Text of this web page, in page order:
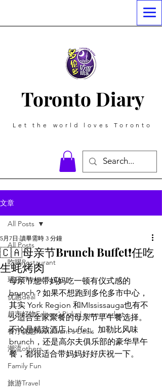
Toronto Diary
Let the world loves Toronto
文章
All Posts
吃喝Restaurant
玩乐Things To Do
优惠deal
超市好物Editors' Picks | supermarket
餐厅优惠Restaurant's Deals
潮流others
Family Fun
旅游Travel
All Posts
🇨🇦母亲节Brunch Buffet❗️任吃
生蚝烤肉
5月7日 讀畢需時 3 分鐘
母亲节想带妈妈吃一顿有仪式感的
brunch？如果不想跑到多伦多市中心，
其实 York Region 和MIssissauga也有不
少适合全家聚餐的母亲节早午餐选择。
不论是精致酒店 buffet、加勒比风味
brunch，还是高尔夫俱乐部的豪华早午
餐，都很适合带妈妈好好庆祝一下。